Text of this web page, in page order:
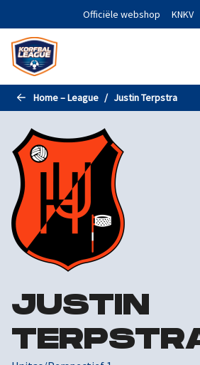
Naar de hoofdinhoud gaanOfficiële webshop KNKV
Home – League Justin Terpstra
JUSTIN